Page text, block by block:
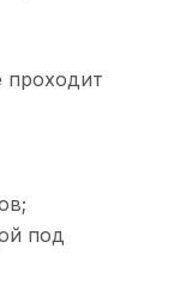
проходит
под